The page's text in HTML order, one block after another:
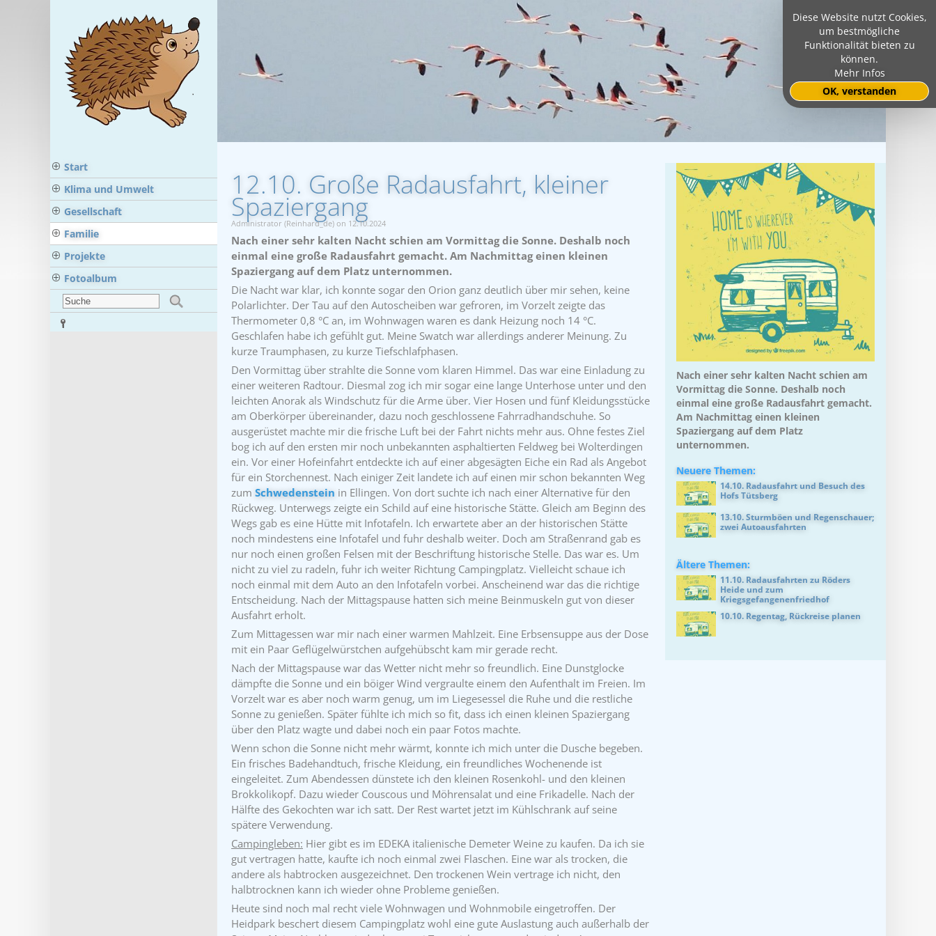
Start
Klima und Umwelt
Gesellschaft
Familie
Projekte
Fotoalbum
12.10. Große Radausfahrt, kleiner
Spaziergang
Administrator (Reinhard_de) on 12.10.2024
Nach einer sehr kalten Nacht schien am Vormittag die Sonne. Deshalb noch
einmal eine große Radausfahrt gemacht. Am Nachmittag einen kleinen
Spaziergang auf dem Platz unternommen.
Die Nacht war klar, ich konnte sogar den Orion ganz deutlich über mir sehen, keine
Polarlichter. Der Tau auf den Autoscheiben war gefroren, im Vorzelt zeigte das
Thermometer 0,8 °C an, im Wohnwagen waren es dank Heizung noch 14 °C.
Geschlafen habe ich gefühlt gut. Meine Swatch war allerdings anderer Meinung. Zu
kurze Traumphasen, zu kurze Tiefschlafphasen.
Den Vormittag über strahlte die Sonne vom klaren Himmel. Das war eine Einladung zu
einer weiteren Radtour. Diesmal zog ich mir sogar eine lange Unterhose unter und den
leichten Anorak als Windschutz für die Arme über. Vier Hosen und fünf Kleidungsstücke
am Oberkörper übereinander, dazu noch geschlossene Fahrradhandschuhe. So
ausgerüstet machte mir die frische Luft bei der Fahrt nichts mehr aus. Ohne festes Ziel
bog ich auf den ersten mir noch unbekannten asphaltierten Feldweg bei Wolterdingen
ein. Vor einer Hofeinfahrt entdeckte ich auf einer abgesägten Eiche ein Rad als Angebot
für ein Storchennest. Nach einiger Zeit landete ich auf einen mir schon bekannten Weg
zum Schwedenstein in Ellingen. Von dort suchte ich nach einer Alternative für den
Rückweg. Unterwegs zeigte ein Schild auf eine historische Stätte. Gleich am Beginn des
Wegs gab es eine Hütte mit Infotafeln. Ich erwartete aber an der historischen Stätte
noch mindestens eine Infotafel und fuhr deshalb weiter. Doch am Straßenrand gab es
nur noch einen großen Felsen mit der Beschriftung historische Stelle. Das war es. Um
nicht zu viel zu radeln, fuhr ich weiter Richtung Campingplatz. Vielleicht schaue ich
noch einmal mit dem Auto an den Infotafeln vorbei. Anscheinend war das die richtige
Entscheidung. Nach der Mittagspause hatten sich meine Beinmuskeln gut von dieser
Ausfahrt erholt.
Zum Mittagessen war mir nach einer warmen Mahlzeit. Eine Erbsensuppe aus der Dose
mit ein Paar Geflügelwürstchen aufgehübscht kam mir gerade recht.
Nach der Mittagspause war das Wetter nicht mehr so freundlich. Eine Dunstglocke
dämpfte die Sonne und ein böiger Wind vergraulte einem den Aufenthalt im Freien. Im
Vorzelt war es aber noch warm genug, um im Liegesessel die Ruhe und die restliche
Sonne zu genießen. Später fühlte ich mich so fit, dass ich einen kleinen Spaziergang
über den Platz wagte und dabei noch ein paar Fotos machte.
Wenn schon die Sonne nicht mehr wärmt, konnte ich mich unter die Dusche begeben.
Ein frisches Badehandtuch, frische Kleidung, ein freundliches Wochenende ist
eingeleitet. Zum Abendessen dünstete ich den kleinen Rosenkohl- und den kleinen
Brokkolikopf. Dazu wieder Couscous und Möhrensalat und eine Frikadelle. Nach der
Hälfte des Gekochten war ich satt. Der Rest wartet jetzt im Kühlschrank auf seine
spätere Verwendung.
Campingleben: Hier gibt es im EDEKA italienische Demeter Weine zu kaufen. Da ich sie
gut vertragen hatte, kaufte ich noch einmal zwei Flaschen. Eine war als trocken, die
andere als habtrocken ausgezeichnet. Den trockenen Wein vertrage ich nicht, den
halbtrocknen kann ich wieder ohne Probleme genießen.
Heute sind noch mal recht viele Wohnwagen und Wohnmobile eingetroffen. Der
Heidpark beschert diesem Campingplatz wohl eine gute Auslastung auch außerhalb der
Nach einer sehr kalten Nacht schien am
Vormittag die Sonne. Deshalb noch
einmal eine große Radausfahrt gemacht.
Am Nachmittag einen kleinen
Spaziergang auf dem Platz
unternommen.
Neuere Themen:
14.10. Radausfahrt und Besuch des
Hofs Tütsberg
13.10. Sturmböen und Regenschauer;
zwei Autoausfahrten
Ältere Themen:
11.10. Radausfahrten zu Röders
Heide und zum
Kriegsgefangenenfriedhof
10.10. Regentag, Rückreise planen
Diese Website nutzt Cookies,
um bestmögliche
Funktionalität bieten zu
können.
Mehr Infos
OK, verstanden